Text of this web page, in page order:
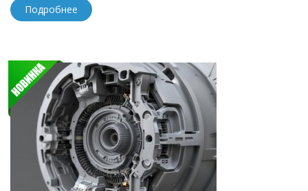
Подробнее